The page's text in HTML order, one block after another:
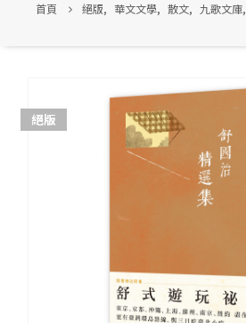
首頁 絕版, 華文文學, 散文, 九歌文庫,
絕版